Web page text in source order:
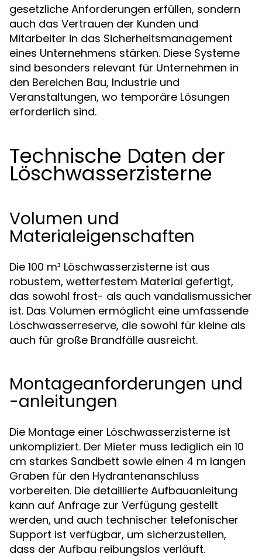
gesetzliche Anforderungen erfüllen, sondern
auch das Vertrauen der Kunden und
Mitarbeiter in das Sicherheitsmanagement
eines Unternehmens stärken. Diese Systeme
sind besonders relevant für Unternehmen in
den Bereichen Bau, Industrie und
Veranstaltungen, wo temporäre Lösungen
erforderlich sind.
Technische Daten der
Löschwasserzisterne
Volumen und
Materialeigenschaften
Die 100 m³ Löschwasserzisterne ist aus
robustem, wetterfestem Material gefertigt,
das sowohl frost- als auch vandalismussicher
ist. Das Volumen ermöglicht eine umfassende
Löschwasserreserve, die sowohl für kleine als
auch für große Brandfälle ausreicht.
Montageanforderungen und
-anleitungen
Die Montage einer Löschwasserzisterne ist
unkompliziert. Der Mieter muss lediglich ein 10
cm starkes Sandbett sowie einen 4 m langen
Graben für den Hydrantenanschluss
vorbereiten. Die detaillierte Aufbauanleitung
kann auf Anfrage zur Verfügung gestellt
werden, und auch technischer telefonischer
Support ist verfügbar, um sicherzustellen,
dass der Aufbau reibungslos verläuft.